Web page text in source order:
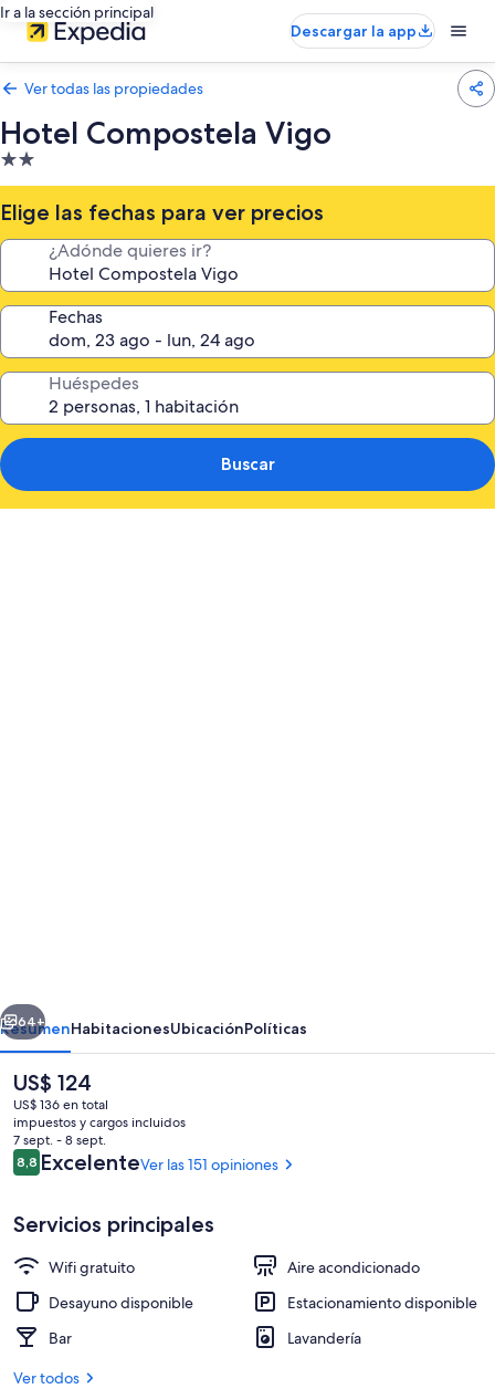
Ir a la sección principal
Descargar la app
Ver todas las propiedades
Hotel Compostela Vigo
Propiedad
de
2.0
estrellas
Elige las fechas para ver precios
¿Adónde quieres ir?
Fechas
Huéspedes
Buscar
Marina/club náutico
Siguiente
64+
ResumenHabitacionesUbicaciónPolíticas
El
precio
actual
es
de
US$ 124
US$ 124
US$ 136 en total
impuestos y cargos incluidos
7 sept. - 8 sept.
Opiniones
8,88,8 de 10
ExcelenteVer las 151 opiniones
Servicios principales
Wifi gratuito
Aire acondicionado
Desayuno disponible
Estacionamiento disponible
Bar
Lavandería
Ver todos